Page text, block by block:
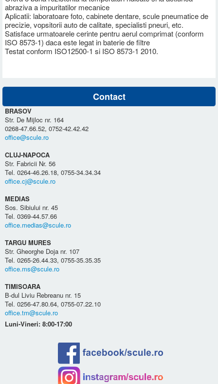
abraziva a impuritatilor mecanice
Aplicatii: laboratoare foto, cabinete dentare, scule pneumatice de
precizie, vopsitorii auto de calitate, specialisti pneuri, etc.
Satisface urmatoarele cerinte pentru aerul comprimat (conform
ISO 8573-1) daca este legat in baterie de filtre
Testat conform ISO12500-1 si ISO 8573-1 2010.
Contact
BRASOV
Str. De Mijloc nr. 164
0268-47.66.52, 0752-42.42.42
office@scule.ro
CLUJ-NAPOCA
Str. Fabricii Nr. 56
Tel. 0264-46.26.18, 0755-34.34.34
office.cj@scule.ro
MEDIAS
Sos. Sibiului nr. 45
Tel. 0369-44.57.66
office.medias@scule.ro
TARGU MURES
Str. Gheorghe Doja nr. 107
Tel. 0265-26.44.33, 0755-35.35.35
office.ms@scule.ro
TIMISOARA
B-dul Liviu Rebreanu nr. 15
Tel. 0256-47.80.64, 0755-07.22.10
office.tm@scule.ro
Luni-Vineri: 8:00-17:00